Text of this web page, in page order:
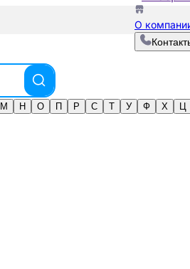
О
М Н О П Р С Т У Ф Х Ц